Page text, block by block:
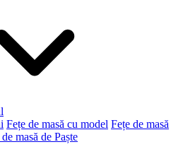
Fețe de masă cu model Fețe de masă
masă de Paște​